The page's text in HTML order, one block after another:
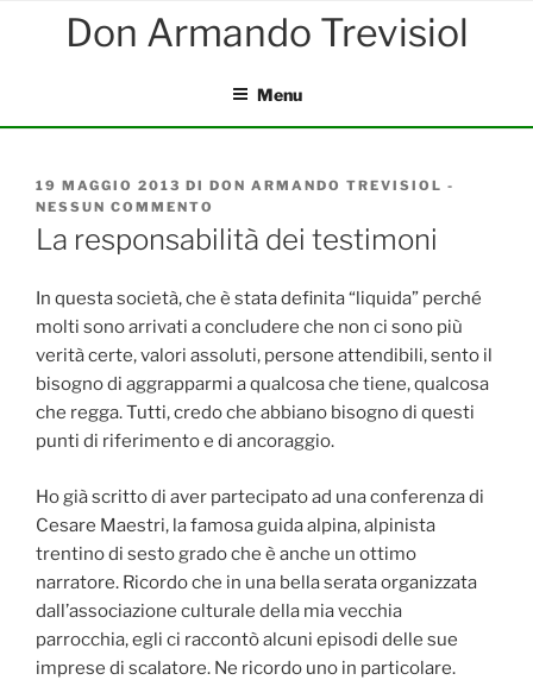
Menu
PUBBLICATO
IL
19 MAGGIO 2013 DI DON ARMANDO TREVISIOL -
NESSUN COMMENTO
LA
RESPONSABILITÀ
TESTIMONI
La responsabilità dei testimoni
In questa società, che è stata definita “liquida” perché
molti sono arrivati a concludere che non ci sono più
verità certe, valori assoluti, persone attendibili, sento il
bisogno di aggrapparmi a qualcosa che tiene, qualcosa
che regga. Tutti, credo che abbiano bisogno di questi
punti di riferimento e di ancoraggio.
Ho già scritto di aver partecipato ad una conferenza di
Cesare Maestri, la famosa guida alpina, alpinista
trentino di sesto grado che è anche un ottimo
narratore. Ricordo che in una bella serata organizzata
dall’associazione culturale della mia vecchia
parrocchia, egli ci raccontò alcuni episodi delle sue
imprese di scalatore. Ne ricordo uno in particolare.